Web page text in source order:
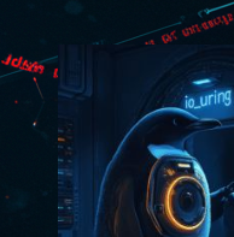
2024年5月22日7:54